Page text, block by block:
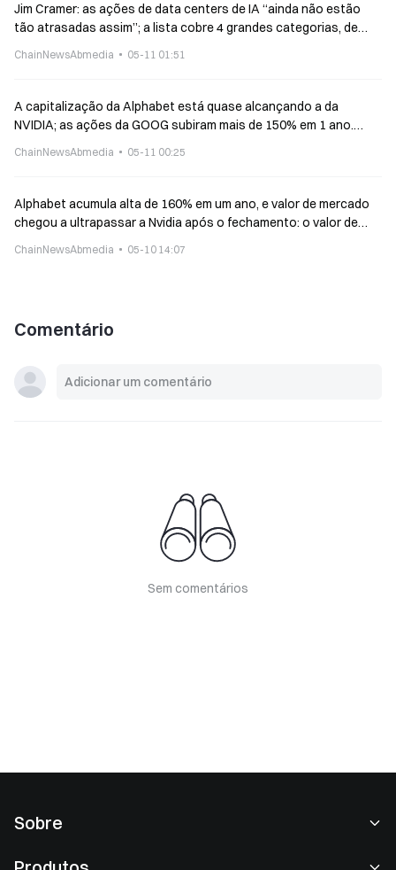
Jim Cramer: as ações de data centers de IA “ainda não estão
tão atrasadas assim”; a lista cobre 4 grandes categorias, de
ChainNewsAbmedia 05-11 01:51
A capitalização da Alphabet está quase alcançando a da
NVIDIA; as ações da GOOG subiram mais de 150% em 1 ano.
ChainNewsAbmedia 05-11 00:25
Alphabet acumula alta de 160% em um ano, e valor de mercado
chegou a ultrapassar a Nvidia após o fechamento: o valor de
ChainNewsAbmedia 05-10 14:07
Comentário
Sem comentários
Sobre